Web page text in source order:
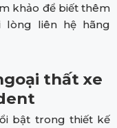
khảo để biết thêm
lòng liên hệ hãng
thất xe
bật trong thiết kế